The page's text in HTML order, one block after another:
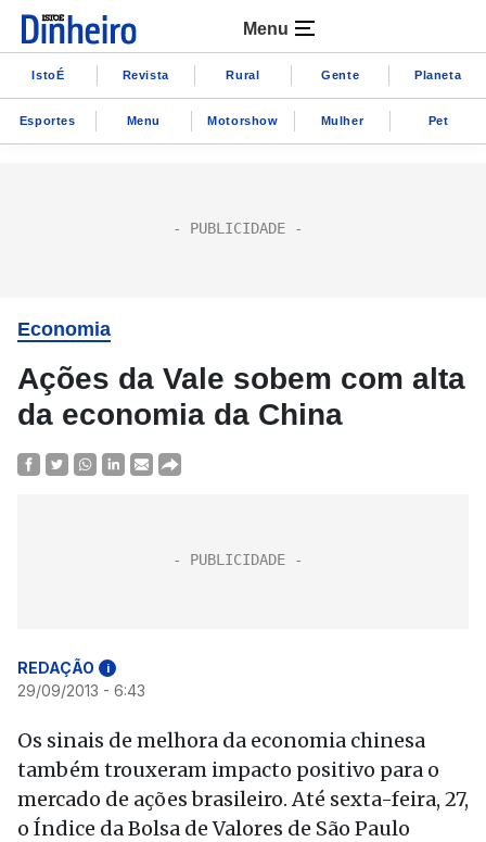
Menu
IstoÉ Revista Rural Gente Planeta
Esportes Menu Motorshow Mulher Pet
Economia
Ações da Vale sobem com alta
da economia da China
REDAÇÃO i
29/09/2013 - 6:43
Os sinais de melhora da economia chinesa
também trouxeram impacto positivo para o
mercado de ações brasileiro. Até sexta-feira, 27,
o Índice da Bolsa de Valores de São Paulo